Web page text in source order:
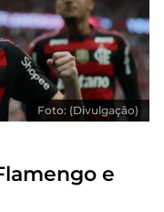
Foto: (Divulgação)
e